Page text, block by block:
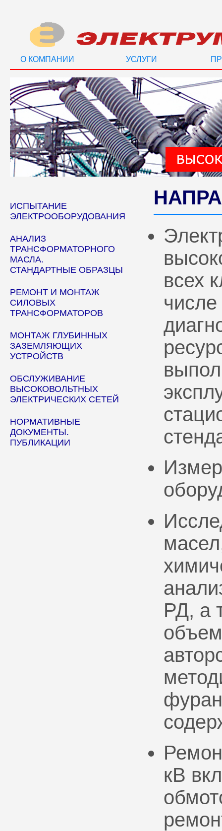
О КОМПАНИИ УСЛУГИ
ИСПЫТАНИЕ
ЭЛЕКТРООБОРУДОВАНИЯ
АНАЛИЗ
ТРАНСФОРМАТОРНОГО
МАСЛА.
СТАНДАРТНЫЕ ОБРАЗЦЫ
РЕМОНТ И МОНТАЖ
СИЛОВЫХ
ТРАНСФОРМАТОРОВ
МОНТАЖ ГЛУБИННЫХ
ЗАЗЕМЛЯЮЩИХ
УСТРОЙСТВ
ОБСЛУЖИВАНИЕ
ВЫСОКОВОЛЬТНЫХ
ЭЛЕКТРИЧЕСКИХ СЕТЕЙ
НОРМАТИВНЫЕ
ДОКУМЕНТЫ.
ПУБЛИКАЦИИ
всех
РД, а
кВ